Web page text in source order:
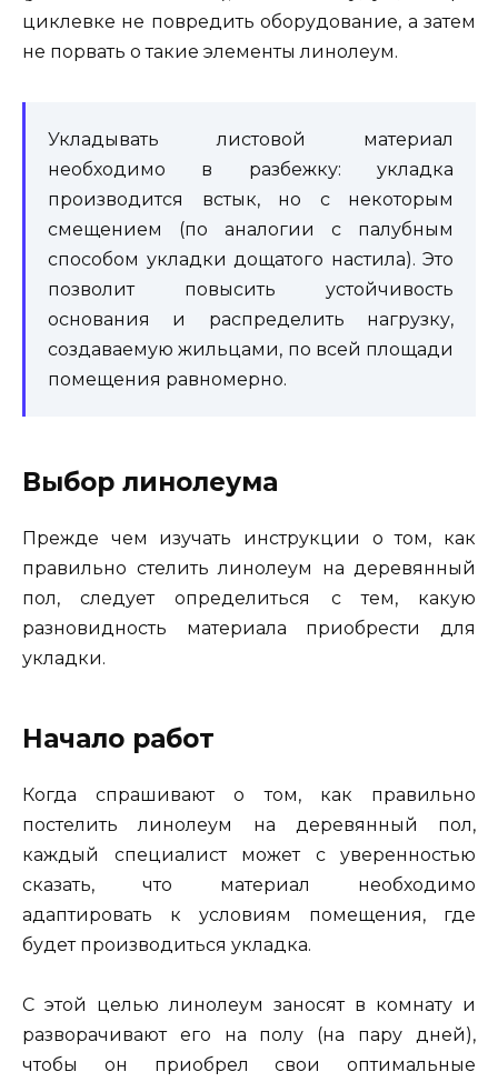
циклевке не повредить оборудование, а затем
не порвать о такие элементы линолеум.
Укладывать листовой материал
необходимо в разбежку: укладка
производится встык, но с некоторым
смещением (по аналогии с палубным
способом укладки дощатого настила). Это
позволит повысить устойчивость
основания и распределить нагрузку,
создаваемую жильцами, по всей площади
помещения равномерно.
Выбор линолеума
Прежде чем изучать инструкции о том, как
правильно стелить линолеум на деревянный
пол, следует определиться с тем, какую
разновидность материала приобрести для
укладки.
Начало работ
Когда спрашивают о том, как правильно
постелить линолеум на деревянный пол,
каждый специалист может с уверенностью
сказать, что материал необходимо
адаптировать к условиям помещения, где
будет производиться укладка.
С этой целью линолеум заносят в комнату и
разворачивают его на полу (на пару дней),
чтобы он приобрел свои оптимальные